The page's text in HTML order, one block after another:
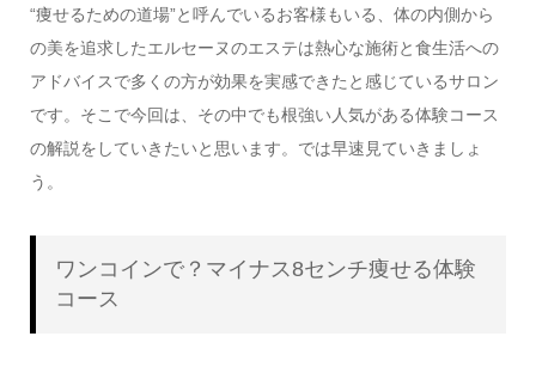
“痩せるための道場”と呼んでいるお客様もいる、体の内側から
の美を追求したエルセーヌのエステは熱心な施術と食生活への
アドバイスで多くの方が効果を実感できたと感じているサロン
です。そこで今回は、その中でも根強い人気がある体験コース
の解説をしていきたいと思います。では早速見ていきましょ
う。
ワンコインで？マイナス8センチ痩せる体験
コース